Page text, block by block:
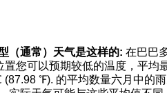
（通常）天气是这样的: 在巴巴
置您可以预期较低的温度，平
℉). 的平均数量六月中的